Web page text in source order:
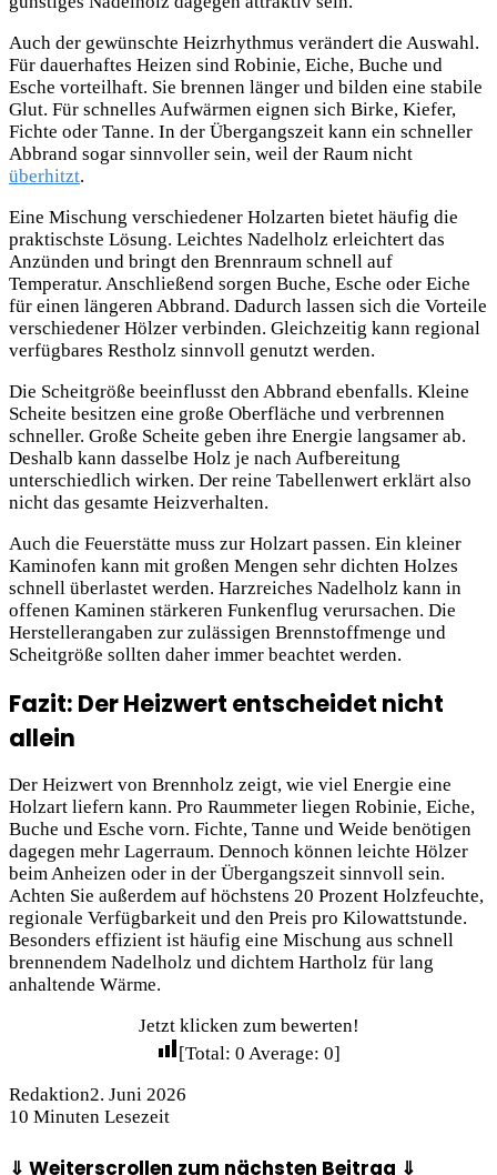
Auch der gewünschte Heizrhythmus verändert die Auswahl.
Für dauerhaftes Heizen sind Robinie, Eiche, Buche und
Esche vorteilhaft. Sie brennen länger und bilden eine stabile
Glut. Für schnelles Aufwärmen eignen sich Birke, Kiefer,
Fichte oder Tanne. In der Übergangszeit kann ein schneller
Abbrand sogar sinnvoller sein, weil der Raum nicht
überhitzt.
Eine Mischung verschiedener Holzarten bietet häufig die
praktischste Lösung. Leichtes Nadelholz erleichtert das
Anzünden und bringt den Brennraum schnell auf
Temperatur. Anschließend sorgen Buche, Esche oder Eiche
für einen längeren Abbrand. Dadurch lassen sich die Vorteile
verschiedener Hölzer verbinden. Gleichzeitig kann regional
verfügbares Restholz sinnvoll genutzt werden.
Die Scheitgröße beeinflusst den Abbrand ebenfalls. Kleine
Scheite besitzen eine große Oberfläche und verbrennen
schneller. Große Scheite geben ihre Energie langsamer ab.
Deshalb kann dasselbe Holz je nach Aufbereitung
unterschiedlich wirken. Der reine Tabellenwert erklärt also
nicht das gesamte Heizverhalten.
Auch die Feuerstätte muss zur Holzart passen. Ein kleiner
Kaminofen kann mit großen Mengen sehr dichten Holzes
schnell überlastet werden. Harzreiches Nadelholz kann in
offenen Kaminen stärkeren Funkenflug verursachen. Die
Herstellerangaben zur zulässigen Brennstoffmenge und
Scheitgröße sollten daher immer beachtet werden.
Fazit: Der Heizwert entscheidet nicht
allein
Der Heizwert von Brennholz zeigt, wie viel Energie eine
Holzart liefern kann. Pro Raummeter liegen Robinie, Eiche,
Buche und Esche vorn. Fichte, Tanne und Weide benötigen
dagegen mehr Lagerraum. Dennoch können leichte Hölzer
beim Anheizen oder in der Übergangszeit sinnvoll sein.
Achten Sie außerdem auf höchstens 20 Prozent Holzfeuchte,
regionale Verfügbarkeit und den Preis pro Kilowattstunde.
Besonders effizient ist häufig eine Mischung aus schnell
brennendem Nadelholz und dichtem Hartholz für lang
anhaltende Wärme.
Jetzt klicken zum bewerten!
[Total: 0 Average: 0]
Redaktion2. Juni 2026
10 Minuten Lesezeit
⇓ Weiterscrollen zum nächsten Beitrag ⇓